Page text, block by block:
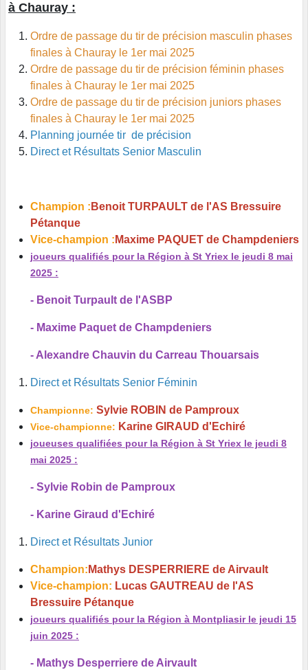
à Chauray :
Ordre de passage du tir de précision masculin phases
finales à Chauray le 1er mai 2025
Ordre de passage du tir de précision féminin phases
finales à Chauray le 1er mai 2025
Ordre de passage du tir de précision juniors phases
finales à Chauray le 1er mai 2025
Planning journée tir de précision
Direct et Résultats Senior Masculin
Champion : Benoit TURPAULT de l'AS Bressuire
Pétanque
Vice-champion : Maxime PAQUET de Champdeniers
joueurs qualifiés pour la Région à St Yriex le jeudi 8 mai
2025 :
- Benoit Turpault de l'ASBP
- Maxime Paquet de Champdeniers
- Alexandre Chauvin du Carreau Thouarsais
Direct et Résultats Senior Féminin
Championne: Sylvie ROBIN de Pamproux
Vice-championne: Karine GIRAUD d'Echiré
joueuses qualifiées pour la Région à St Yriex le jeudi 8
mai 2025 :
- Sylvie Robin de Pamproux
- Karine Giraud d'Echiré
Direct et Résultats Junior
Champion: Mathys DESPERRIERE de Airvault
Vice-champion: Lucas GAUTREAU de l'AS
Bressuire Pétanque
joueurs qualifiés pour la Région à Montpliasir le jeudi 15
juin 2025 :
- Mathys Desperriere de Airvault